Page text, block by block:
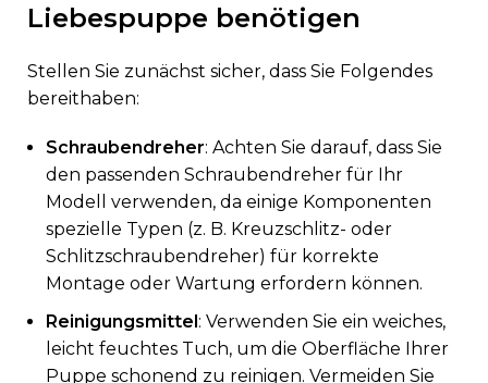
Liebespuppe benötigen
Stellen Sie zunächst sicher, dass Sie Folgendes
bereithaben:
Schraubendreher: Achten Sie darauf, dass Sie
den passenden Schraubendreher für Ihr
Modell verwenden, da einige Komponenten
spezielle Typen (z. B. Kreuzschlitz- oder
Schlitzschraubendreher) für korrekte
Montage oder Wartung erfordern können.
Reinigungsmittel : Verwenden Sie ein weiches,
leicht feuchtes Tuch, um die Oberfläche Ihrer
Puppe schonend zu reinigen. Vermeiden Sie